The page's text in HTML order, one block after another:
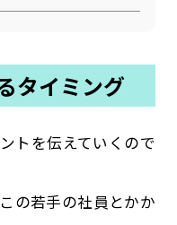
タイミング
トを伝えていくので
の若手の社員とかか